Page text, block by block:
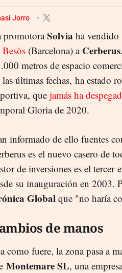
Jorro
promotoraSolvia ha vendido
Besòs (Barcelona) a Cerberus
metros de espacio
las últimas fechas, ha estado
que jamás ha
Gloria de 2020.
informado de ello fuentes
es el nuevo casero de
de inversiones es el
su inauguración en 2003.
Globalque "no haría
de manos
como fuere, la zona pasa a
Montemare SL, una